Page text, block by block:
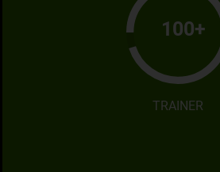
100+
TRAINER